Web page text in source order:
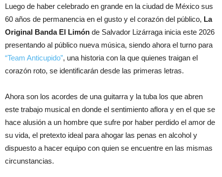
Luego de haber celebrado en grande en la ciudad de México sus
60 años de permanencia en el gusto y el corazón del público, La
Original Banda El Limón de Salvador Lizárraga inicia este 2026
presentando al público nueva música, siendo ahora el turno para
“Team Anticupido”, una historia con la que quienes traigan el
corazón roto, se identificarán desde las primeras letras.
Ahora son los acordes de una guitarra y la tuba los que abren
este trabajo musical en donde el sentimiento aflora y en el que se
hace alusión a un hombre que sufre por haber perdido el amor de
su vida, el pretexto ideal para ahogar las penas en alcohol y
dispuesto a hacer equipo con quien se encuentre en las mismas
circunstancias.